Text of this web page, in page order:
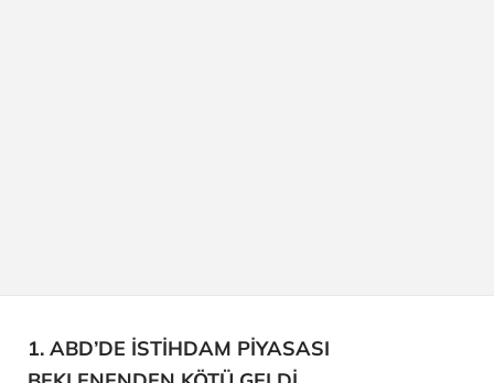
1. ABD’DE İSTİHDAM PİYASASI